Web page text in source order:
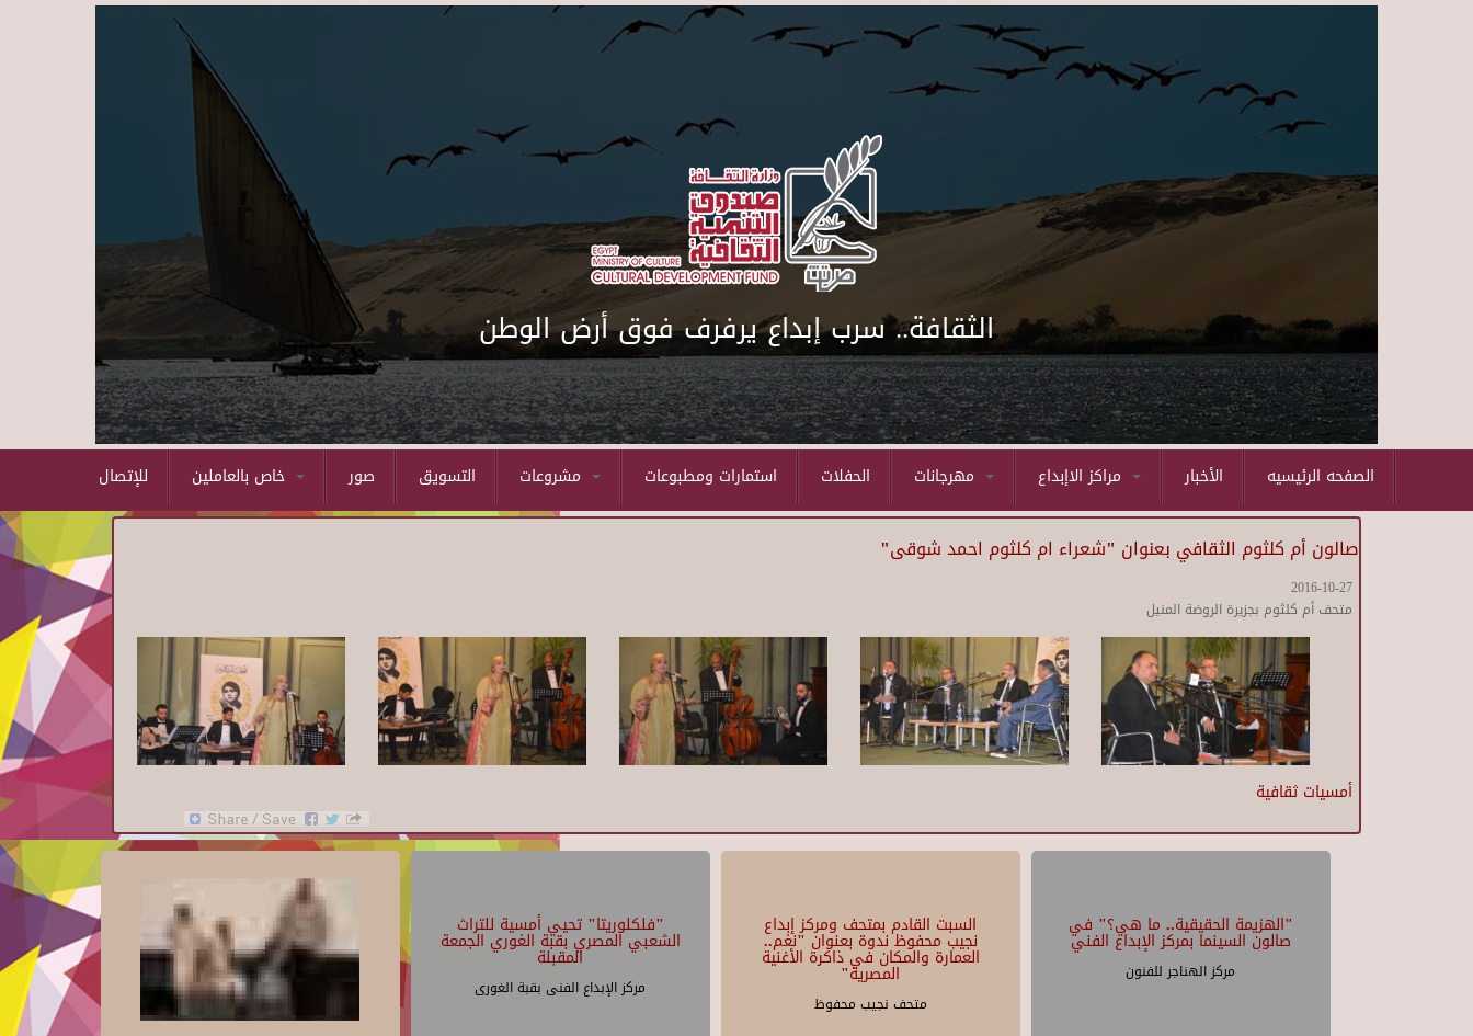
Skip to main content
الثقافة.. سرب إبداع يرفرف فوق أرض الوطن
للإتصال صور التسويق استمارات ومطبوعات الحفلات الأخبار الصفحه الرئيسيه
صالون أم كلثوم الثقافي بعنوان "شعراء ام كلثوم احمد شوقى"
2016-10-27
متحف أم كلثوم بجزيرة الروضة المنيل
أمسيات ثقافية
"فلكلوريتا" تحيي أمسية للتراث
الشعبي المصري بقبة الغوري الجمعة
المقبلة
مركز الإبداع الفنى بقبة الغورى
السبت القادم بمتحف ومركز إبداع
نجيب محفوظ ندوة بعنوان "نغم..
العمارة والمكان في ذاكرة الأغنية
المصرية"
متحف نجيب محفوظ
"الهزيمة الحقيقية.. ما هي؟" في
صالون السينما بمركز الإبداع الفني
مركز الهناجر للفنون